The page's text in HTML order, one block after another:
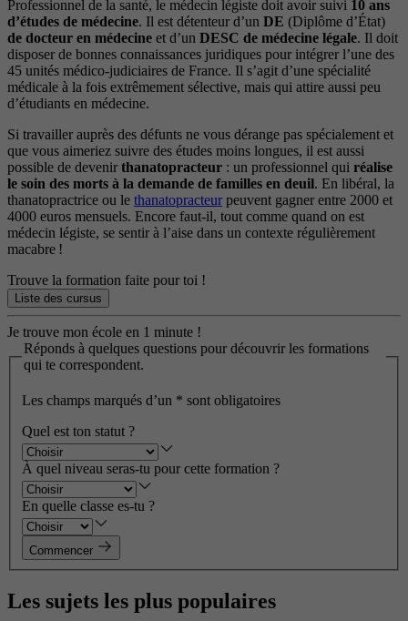
Professionnel de la santé, le médecin légiste doit avoir suivi 10 ans
d’études de médecine. Il est détenteur d’un DE (Diplôme d’État)
de docteur en médecine et d’un DESC de médecine légale. Il doit
disposer de bonnes connaissances juridiques pour intégrer l’une des
45 unités médico-judiciaires de France. Il s’agit d’une spécialité
médicale à la fois extrêmement sélective, mais qui attire aussi peu
d’étudiants en médecine.
Si travailler auprès des défunts ne vous dérange pas spécialement et
que vous aimeriez suivre des études moins longues, il est aussi
possible de devenir thanatopracteur : un professionnel qui réalise
le soin des morts à la demande de familles en deuil. En libéral, la
thanatopractrice ou le thanatopracteur peuvent gagner entre 2000 et
4000 euros mensuels. Encore faut-il, tout comme quand on est
médecin légiste, se sentir à l’aise dans un contexte régulièrement
macabre !
Trouve la formation faite pour toi !
Liste des cursus
Je trouve mon école en 1 minute !
Réponds à quelques questions pour découvrir les formations
qui te correspondent.
Les champs marqués d’un * sont obligatoires
Quel est ton statut ?
À quel niveau seras-tu pour cette formation ?
En quelle classe es-tu ?
Commencer
Les sujets les plus populaires